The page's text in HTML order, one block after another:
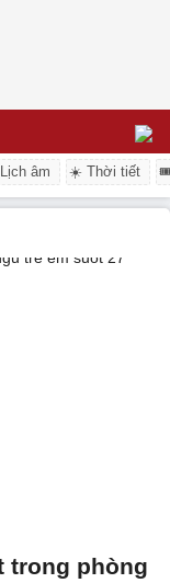
âm ☀️ Thời tiết
trong phòng